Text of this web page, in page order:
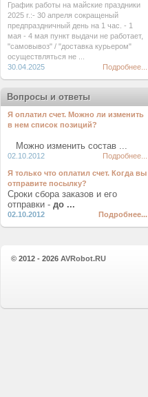
График работы на майские праздники
2025 г.:- 30 апреля сокращеный
предпраздничный день на 1 час. - 1
мая - 4 мая пункт выдачи не работает,
"самовывоз" / "доставка курьером"
осуществляться не ...
30.04.2025
Подробнее...
Вопросы и ответы
Я оплатил счет. Можно ли изменить
в нем список позиций?
Можно изменить состав ...
02.10.2012 Подробнее...
Я только что оплатил счет. Когда вы
отправите посылку?
Сроки сбора заказов и его
отправки - до ...
02.10.2012 Подробнее...
© 2012 - 2026 AVRobot.RU